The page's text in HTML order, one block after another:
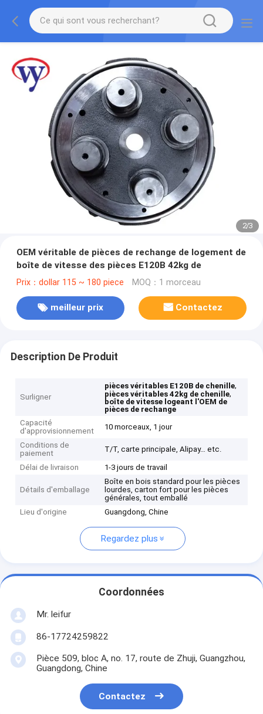
2/3
OEM véritable de pièces de rechange de logement de
boîte de vitesse des pièces E120B 42kg de
Prix：dollar 115 ~ 180 piece MOQ：1 morceau
meilleur prix Contactez
Description De Produit
Surligner
pièces véritables E120B de chenille,
pièces véritables 42kg de chenille,
boîte de vitesse logeant l'OEM de
pièces de rechange
Capacité
d'approvisionnement
10 morceaux, 1 jour
Conditions de
paiement
T/T, carte principale, Alipay… etc.
Délai de livraison 1-3 jours de travail
Détails d'emballage
Boîte en bois standard pour les pièces
lourdes, carton fort pour les pièces
générales, tout emballé
Lieu d'origine
Guangdong, Chine
Regardez plus
Coordonnées
Mr. leifur
86-17724259822
Pièce 509, bloc A, no. 17, route de Zhuji, Guangzhou,
Guangdong, Chine
Contactez